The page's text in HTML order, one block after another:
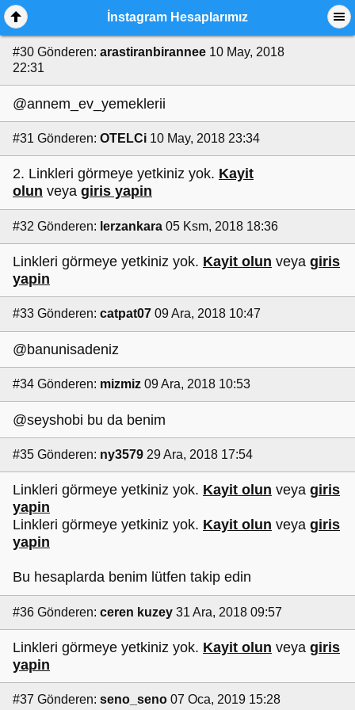
İnstagram Hesaplarımız
#30 Gönderen: arastiranbirannee 10 May, 2018
22:31
@annem_ev_yemeklerii
#31 Gönderen: OTELCi 10 May, 2018 23:34
2. Linkleri görmeye yetkiniz yok. Kayit
olun veya giris yapin
#32 Gönderen: lerzankara 05 Ksm, 2018 18:36
Linkleri görmeye yetkiniz yok. Kayit olun veya giris
yapin
#33 Gönderen: catpat07 09 Ara, 2018 10:47
@banunisadeniz
#34 Gönderen: mizmiz 09 Ara, 2018 10:53
@seyshobi bu da benim
#35 Gönderen: ny3579 29 Ara, 2018 17:54
Linkleri görmeye yetkiniz yok. Kayit olun veya giris
yapin
Linkleri görmeye yetkiniz yok. Kayit olun veya giris
yapin
Bu hesaplarda benim lütfen takip edin
#36 Gönderen: ceren kuzey 31 Ara, 2018 09:57
Linkleri görmeye yetkiniz yok. Kayit olun veya giris
yapin
#37 Gönderen: seno_seno 07 Oca, 2019 15:28